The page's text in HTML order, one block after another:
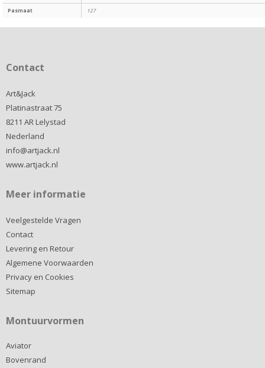
Pasmaat 127
Contact
Art&Jack
Platinastraat 75
8211 AR Lelystad
Nederland
info@artjack.nl
www.artjack.nl
Meer informatie
Veelgestelde Vragen
Contact
Levering en Retour
Algemene Voorwaarden
Privacy en Cookies
Sitemap
Montuurvormen
Aviator
Bovenrand